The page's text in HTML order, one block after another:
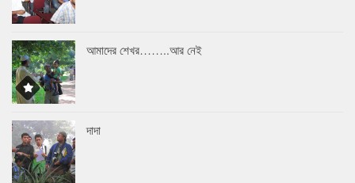
আমাদের শেখর……..আর নেই
দাদা